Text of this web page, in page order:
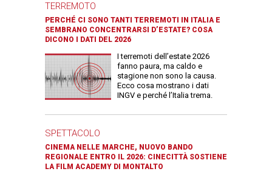
TERREMOTO
PERCHÉ CI SONO TANTI TERREMOTI IN ITALIA E
SEMBRANO CONCENTRARSI D’ESTATE? COSA
DICONO I DATI DEL 2026
I terremoti dell’estate 2026
fanno paura, ma caldo e
stagione non sono la causa.
Ecco cosa mostrano i dati
INGV e perché l’Italia trema.
SPETTACOLO
CINEMA NELLE MARCHE, NUOVO BANDO
REGIONALE ENTRO IL 2026: CINECITTÀ SOSTIENE
LA FILM ACADEMY DI MONTALTO